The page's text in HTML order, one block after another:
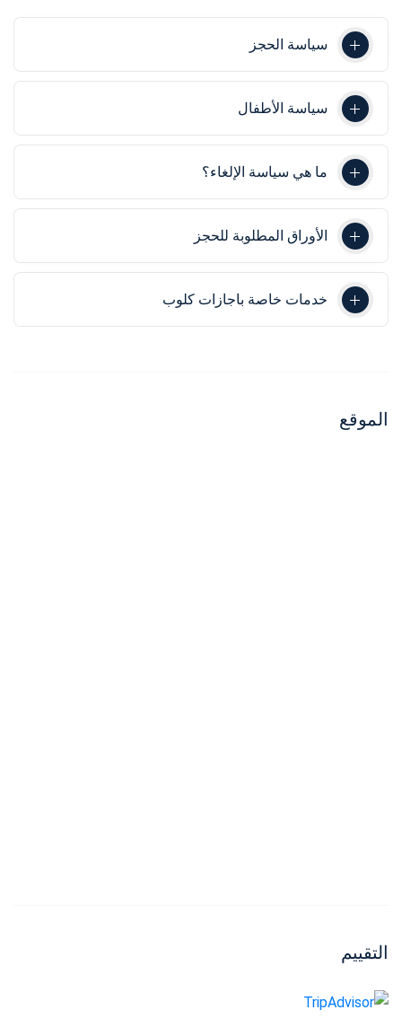
سياسة الحجز
سياسة الأطفال
ما هي سياسة الإلغاء؟
الأوراق المطلوبة للحجز
خدمات خاصة باجازات كلوب
الموقع
التقييم